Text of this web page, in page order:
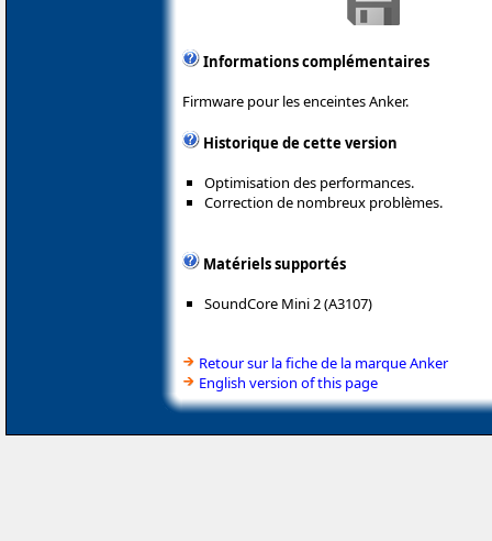
Informations complémentaires
Firmware pour les enceintes Anker.
Historique de cette version
Optimisation des performances.
Correction de nombreux problèmes.
Matériels supportés
SoundCore Mini 2 (A3107)
Retour sur la fiche de la marque Anker
English version of this page